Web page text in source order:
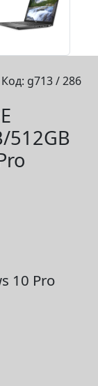
Код: g713 / 286
512GB
10 Pro